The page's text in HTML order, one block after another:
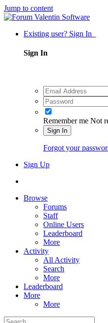
Jump to content
Existing user? Sign In
Sign In
Remember me Not
Sign In
Forgot your
Sign Up
Browse
Forums
Staff
Online Users
Leaderboard
More
Activity
All Activity
Search
More
Leaderboard
More
More